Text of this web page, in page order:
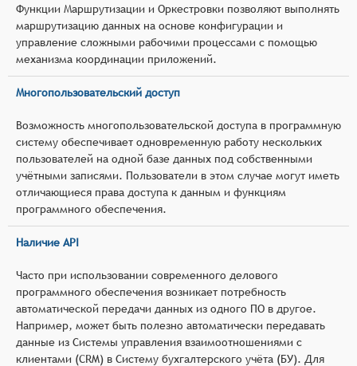
Функции Маршрутизации и Оркестровки позволяют выполнять
маршрутизацию данных на основе конфигурации и
управление сложными рабочими процессами с помощью
механизма координации приложений.
Многопользовательский доступ
Возможность многопользовательской доступа в программную
систему обеспечивает одновременную работу нескольких
пользователей на одной базе данных под собственными
учётными записями. Пользователи в этом случае могут иметь
отличающиеся права доступа к данным и функциям
программного обеспечения.
Наличие API
Часто при использовании современного делового
программного обеспечения возникает потребность
автоматической передачи данных из одного ПО в другое.
Например, может быть полезно автоматически передавать
данные из Системы управления взаимоотношениями с
клиентами (CRM) в Систему бухгалтерского учёта (БУ). Для